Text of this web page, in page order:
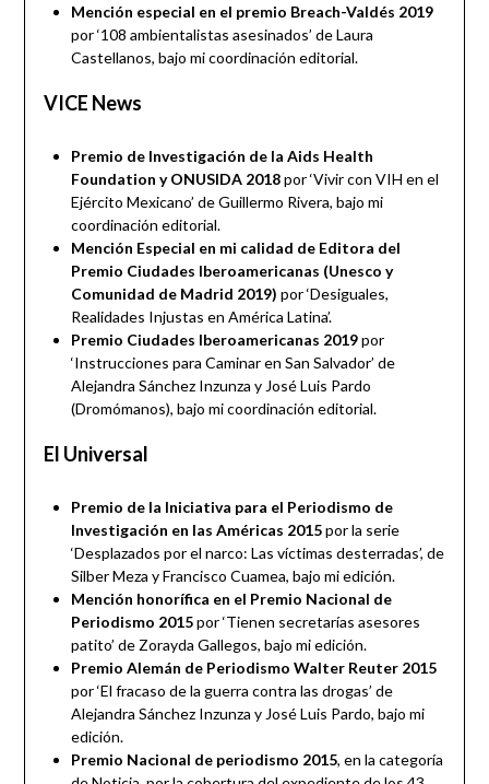
Mención especial en el premio Breach-Valdés 2019
por ‘108 ambientalistas asesinados’ de Laura
Castellanos, bajo mi coordinación editorial.
VICE News
Premio de Investigación de la Aids Health
Foundation y ONUSIDA 2018por ‘Vivir con VIH en el
Ejército Mexicano’ de Guillermo Rivera, bajo mi
coordinación editorial.
Mención Especial en mi calidad de Editora del
Premio Ciudades Iberoamericanas (Unesco y
Comunidad de Madrid 2019) por ‘Desiguales,
Realidades Injustas en América Latina’.
Premio Ciudades Iberoamericanas 2019por
‘Instrucciones para Caminar en San Salvador’ de
Alejandra Sánchez Inzunza y José Luis Pardo
(Dromómanos), bajo mi coordinación editorial.
El Universal
Premio de la Iniciativa para el Periodismo de
Investigación en las Américas 2015por la serie
‘Desplazados por el narco: Las víctimas desterradas’, de
Silber Meza y Francisco Cuamea, bajo mi edición.
Mención honorífica en el Premio Nacional de
Periodismo 2015por ‘Tienen secretarías asesores
patito’ de Zorayda Gallegos, bajo mi edición.
Premio Alemán de Periodismo Walter Reuter 2015
por ‘El fracaso de la guerra contra las drogas’ de
Alejandra Sánchez Inzunza y José Luis Pardo, bajo mi
edición.
Premio Nacional de periodismo 2015, en la categoría